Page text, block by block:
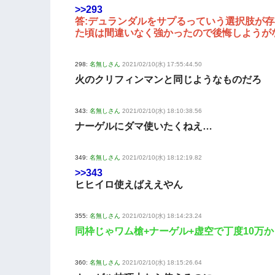
>>293
答:デュランダルをサプるっていう選択肢が
た頃は間違いなく強かったので後悔しようが
298: 名無しさん 2021/02/10(水) 17:55:44.50
火のクリフィンマンと同じようなものだろ
343: 名無しさん 2021/02/10(水) 18:10:38.56
ナーゲルにダマ使いたくねえ…
349: 名無しさん 2021/02/10(水) 18:12:19.82
>>343
ヒヒイロ使えばええやん
355: 名無しさん 2021/02/10(水) 18:14:23.24
同枠じゃワム槍+ナーゲル+虚空で丁度10万か
360: 名無しさん 2021/02/10(水) 18:15:26.64